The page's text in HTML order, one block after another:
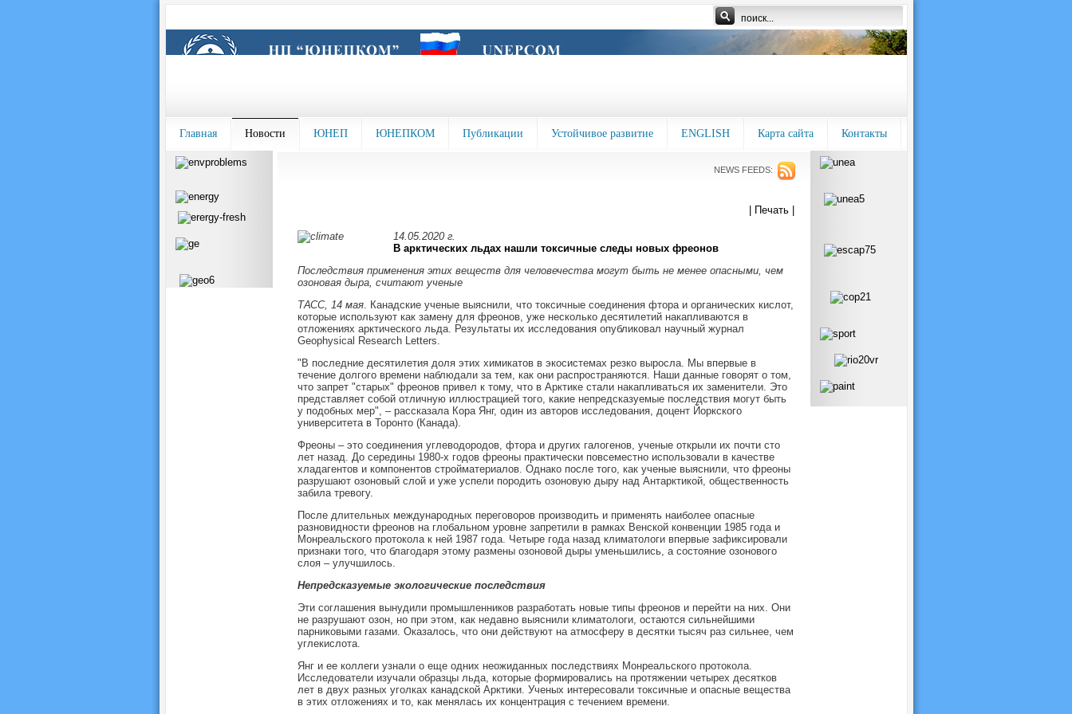
Главная Новости ЮНЕП ЮНЕПКОМ Публикации Устойчивое развитие ENGLISH Карта сайта Контакты
NEWS FEEDS:
| Печать |
14.05.2020 г.
В арктических льдах нашли токсичные следы новых фреонов
Последствия применения этих веществ для человечества могут быть не менее опасными, чем
озоновая дыра, считают ученые
ТАСС, 14 мая. Канадские ученые выяснили, что токсичные соединения фтора и органических кислот,
которые используют как замену для фреонов, уже несколько десятилетий накапливаются в
отложениях арктического льда. Результаты их исследования опубликовал научный журнал
Geophysical Research Letters.
"В последние десятилетия доля этих химикатов в экосистемах резко выросла. Мы впервые в
течение долгого времени наблюдали за тем, как они распространяются. Наши данные говорят о том,
что запрет "старых" фреонов привел к тому, что в Арктике стали накапливаться их заменители. Это
представляет собой отличную иллюстрацией того, какие непредсказуемые последствия могут быть
у подобных мер", – рассказала Кора Янг, один из авторов исследования, доцент Йоркского
университета в Торонто (Канада).
Фреоны – это соединения углеводородов, фтора и других галогенов, ученые открыли их почти сто
лет назад. До середины 1980-х годов фреоны практически повсеместно использовали в качестве
хладагентов и компонентов стройматериалов. Однако после того, как ученые выяснили, что фреоны
разрушают озоновый слой и уже успели породить озоновую дыру над Антарктикой, общественность
забила тревогу.
После длительных международных переговоров производить и применять наиболее опасные
разновидности фреонов на глобальном уровне запретили в рамках Венской конвенции 1985 года и
Монреальского протокола к ней 1987 года. Четыре года назад климатологи впервые зафиксировали
признаки того, что благодаря этому размены озоновой дыры уменьшились, а состояние озонового
слоя – улучшилось.
Непредсказуемые экологические последствия
Эти соглашения вынудили промышленников разработать новые типы фреонов и перейти на них. Они
не разрушают озон, но при этом, как недавно выяснили климатологи, остаются сильнейшими
парниковыми газами. Оказалось, что они действуют на атмосферу в десятки тысяч раз сильнее, чем
углекислота.
Янг и ее коллеги узнали о еще одних неожиданных последствиях Монреальского протокола.
Исследователи изучали образцы льда, которые формировались на протяжении четырех десятков
лет в двух разных уголках канадской Арктики. Ученых интересовали токсичные и опасные вещества
в этих отложениях и то, как менялась их концентрация с течением времени.